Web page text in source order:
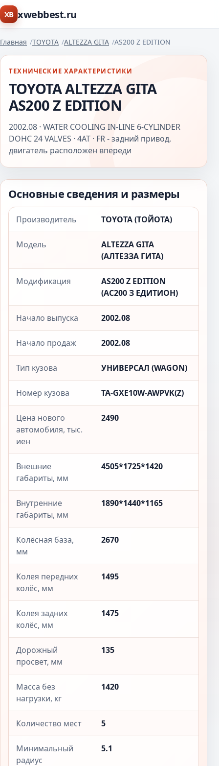
XB xwebbest.ru
Главная TOYOTA ALTEZZA GITA AS200 Z EDITION
ТЕХНИЧЕСКИЕ ХАРАКТЕРИСТИКИ
TOYOTA ALTEZZA GITA
AS200 Z EDITION
2002.08 · WATER COOLING IN-LINE 6-CYLINDER
DOHC 24 VALVES · 4AT · FR - задний привод,
двигатель расположен впереди
Основные сведения и размеры
Производитель TOYOTA (ТОЙОТА)
Модель
ALTEZZA GITA
(АЛТЕЗЗА ГИТА)
Модификация
AS200 Z EDITION
(АС200 З ЕДИТИОН)
Начало выпуска 2002.08
Начало продаж 2002.08
Тип кузова УНИВЕРСАЛ (WAGON)
Номер кузова TA-GXE10W-AWPVK(Z)
Цена нового
автомобиля, тыс.
иен
2490
Внешние
габариты, мм
4505*1725*1420
Внутренние
габариты, мм
1890*1440*1165
Колёсная база,
мм
2670
Колея передних
колёс, мм
1495
Колея задних
колёс, мм
1475
Дорожный
просвет, мм
135
Масса без
нагрузки, кг
1420
Количество мест 5
Минимальный
радиус
5.1